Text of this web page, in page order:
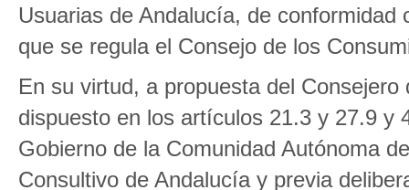
Usuarias de Andalucía, de
que se regula el Consejo de los
En su virtud, a propuesta del
dispuesto en los artículos 21.3 y 27.9 y
Gobierno de la Comunidad Autónoma
Consultivo de Andalucía y previa